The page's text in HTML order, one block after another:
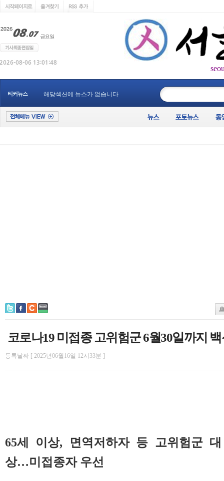
티커뉴스 해당섹션에 뉴스가 없습니다
코로나19 미접종 고위험군 6월30일까지
등록날짜 [ 2025년06월16일 12시33분 ]
65세 이상, 면역저하자 등 고위험군 대
상…미접종자 우선